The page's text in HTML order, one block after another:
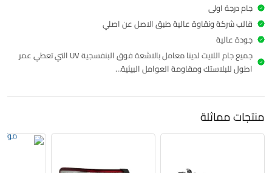
جام درجة اولى
قالب شركة ونقاوة عالية طبق الاصل عن اصلي
جودة عالية
جميع جام اللايت لدينا معامل بالاشعة فوق البنفسجية UV التي تعطي عمر
اطول للبلاستك ومقاومة العوامل البيئية…
منتجات مماثلة